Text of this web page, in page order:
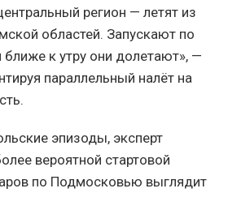
регион — летят из
областей. Запускают по
к утру они долетают», —
параллельный налёт на
эпизоды, эксперт
вероятной стартовой
по Подмосковью выглядит